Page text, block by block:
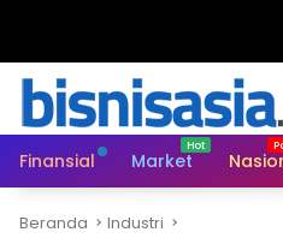
Finansial Market
Beranda Industri